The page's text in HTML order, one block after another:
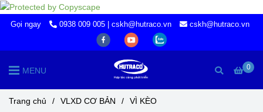
Gọi ngay 0938 009 005 | cskh@hutraco.vn cskh@hutraco.vn
0
MENU
Trang chủ / VLXD CƠ BẢN / VÌ KÈO